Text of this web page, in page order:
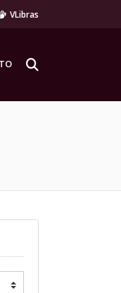
VLibras